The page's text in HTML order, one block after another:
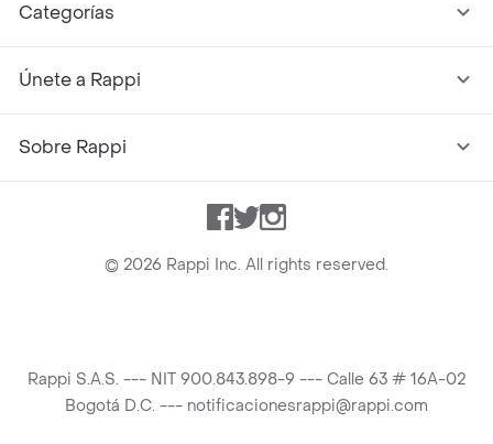
Categorías
Únete a Rappi
Sobre Rappi
Facebook
TwitterInstagram
© 2026 Rappi Inc. All rights reserved.
Rappi S.A.S. --- NIT 900.843.898-9 --- Calle 63 # 16A-02
Bogotá D.C. --- notificacionesrappi@rappi.com